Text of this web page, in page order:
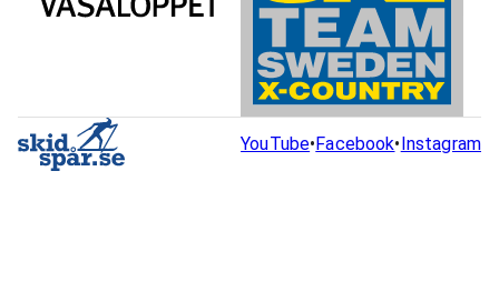
YouTube•Facebook•Instagram